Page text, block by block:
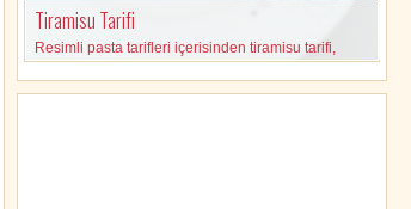
Tiramisu Tarifi
Resimli pasta tarifleri içerisinden tiramisu tarifi,